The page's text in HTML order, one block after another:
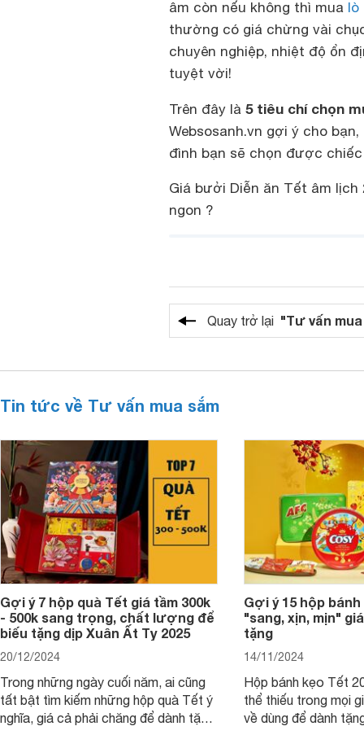
âm còn nếu không thì mua lò
thường có giá chừng vài
chuyên nghiệp, nhiệt độ ổn
tuyệt vời!
Trên đây là 5 tiêu chí chọn
Websosanh.vn gợi ý cho
đình bạn sẽ chọn được
Giá bưởi Diễn ăn Tết âm
ngon ?
Quay trở lại "Tư vấn
Tin tức về Tư vấn mua sắm
Gợi ý 7 hộp quà Tết giá tầm 300k
- 500k sang trọng, chất lượng để
biếu tặng dịp Xuân Ất Tỵ 2025
20/12/2024
Trong những ngày cuối năm, ai cũng
tất bật tìm kiếm những hộp quà Tết ý
nghĩa, giá cả phải chăng để dành tặng
Gợi ý 15 hộp
"sang, xịn, mịn"
tặng
14/11/2024
Hộp bánh kẹo Tết
thể thiếu trong mọi
về dùng để dành